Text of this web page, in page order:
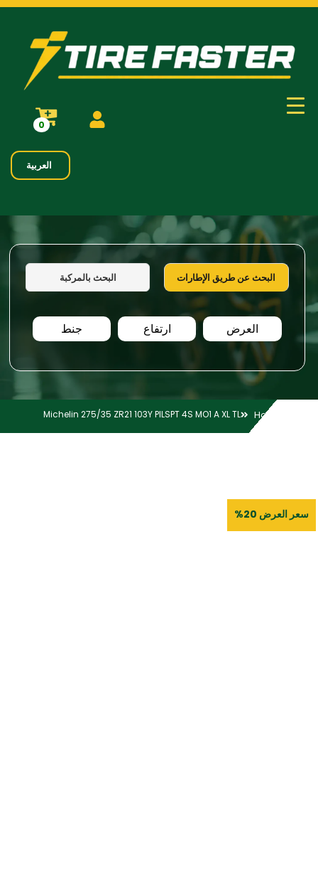
0
العربية
البحث عن طريق الإطارات البحث بالمركبة
العرض ارتفاع جنط
Home
Michelin 275/35 ZR21 103Y PILSPT 4S MO1 A XL TL
سعر العرض 20%